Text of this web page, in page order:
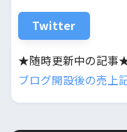
Twitter
★随時更新中の記事
ブログ開設後の売上